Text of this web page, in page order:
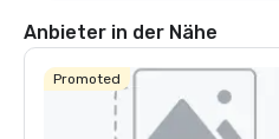
Anbieter in der Nähe
Promoted